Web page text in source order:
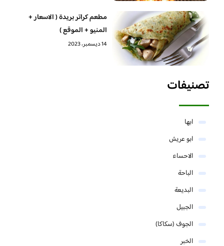
مطعم كراتر بريدة ( الاسعار +
المنيو + الموقع )
14 ديسمبر، 2023
تصنيفات
ابها
ابو عريش
الاحساء
الباحة
البديعة
الجبيل
الجوف (سكاكا)
الخبر